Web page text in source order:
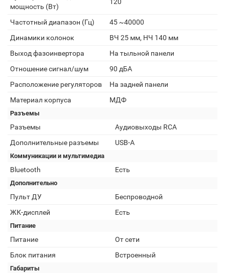
мощность (Вт)
Частотный диапазон (Гц)
45 ~40000
Динамики колонок
ВЧ 25 мм, НЧ 140 мм
Выход фазоинвертора
На тыльной панели
Отношение сигнал/шум
90 дБА
Расположение регуляторов
На задней панели
Материал корпуса
МДФ
Разъемы
Разъемы
Аудиовыходы RCA
Дополнительные разъемы
USB-A
Коммуникации и мультимедиа
Bluetooth Есть
Дополнительно
Пульт ДУ
Беспроводной
ЖК-дисплей
Есть
Питание
Питание
От сети
Блок питания
Встроенный
Габариты